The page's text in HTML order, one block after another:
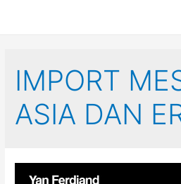
IMPORT
ASIA DAN